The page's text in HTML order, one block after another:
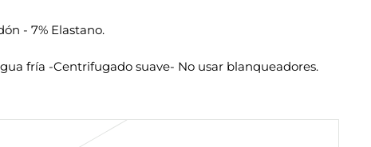
- 7% Elastano.
fría -Centrifugado suave- No usar blanqueadores.